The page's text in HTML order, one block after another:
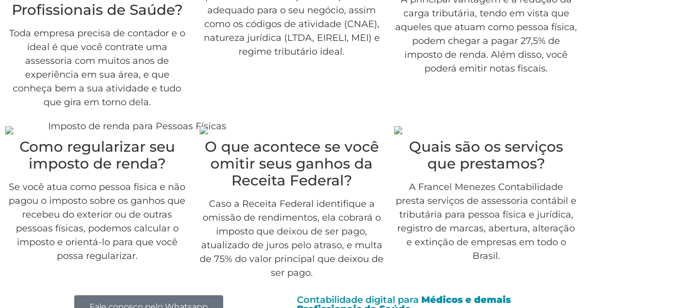
Profissionais de Saúde?
Toda empresa precisa de contador e o
ideal é que você contrate uma
assessoria com muitos anos de
experiência em sua área, e que
conheça bem a sua atividade e tudo
que gira em torno dela.
adequado para o seu negócio, assim
como os códigos de atividade (CNAE),
natureza jurídica (LTDA, EIRELI, MEI) e
regime tributário ideal.
carga tributária, tendo em vista que
aqueles que atuam como pessoa física,
podem chegar a pagar 27,5% de
imposto de renda. Além disso, você
poderá emitir notas fiscais.
Como regularizar seu
imposto de renda?
Se você atua como pessoa física e não
pagou o imposto sobre os ganhos que
recebeu do exterior ou de outras
pessoas físicas, podemos calcular o
imposto e orientá-lo para que você
possa regularizar.
O que acontece se você
omitir seus ganhos da
Receita Federal?
Caso a Receita Federal identifique a
omissão de rendimentos, ela cobrará o
imposto que deixou de ser pago,
atualizado de juros pelo atraso, e multa
de 75% do valor principal que deixou de
ser pago.
Quais são os serviços
que prestamos?
A Francel Menezes Contabilidade
presta serviços de assessoria contábil e
tributária para pessoa física e jurídica,
registro de marcas, abertura, alteração
e extinção de empresas em todo o
Brasil.
Contabilidade digital para Médicos e demais